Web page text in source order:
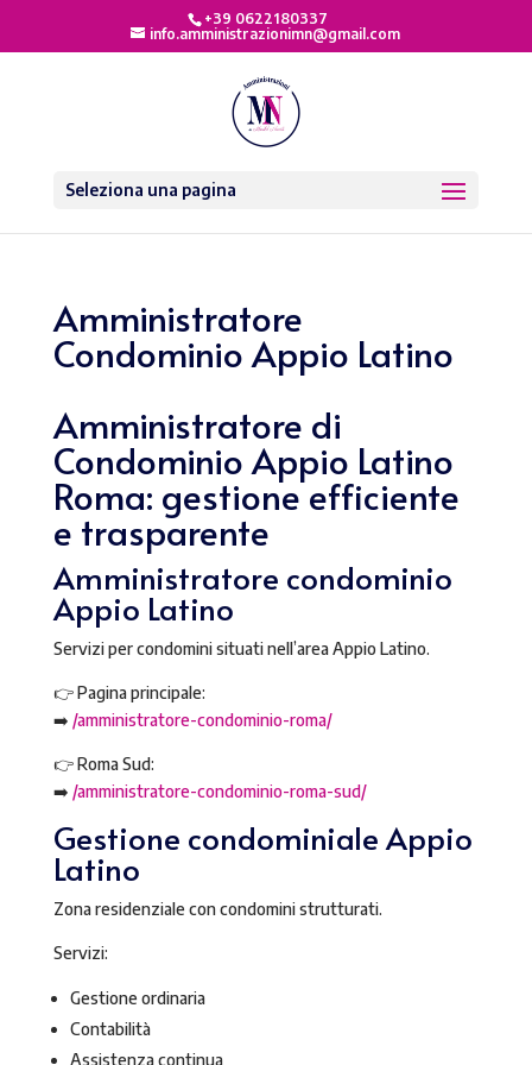
+39 0622180337
info.amministrazionimn@gmail.com
Seleziona una pagina
Amministratore
Condominio Appio Latino
Amministratore di
Condominio Appio Latino
Roma: gestione efficiente
e trasparente
Amministratore condominio
Appio Latino
Servizi per condomini situati nell’area Appio Latino.
👉 Pagina principale:
➡️ /amministratore-condominio-roma/
👉 Roma Sud:
➡️ /amministratore-condominio-roma-sud/
Gestione condominiale Appio
Latino
Zona residenziale con condomini strutturati.
Servizi:
Gestione ordinaria
Contabilità
Assistenza continua